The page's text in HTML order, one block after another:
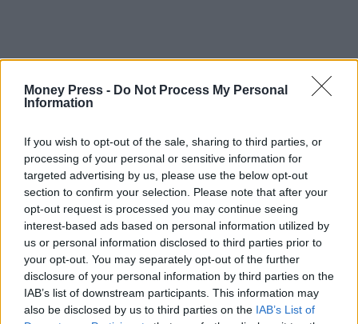
Money Press - Do Not Process My Personal
Information
If you wish to opt-out of the sale, sharing to third parties, or
processing of your personal or sensitive information for
targeted advertising by us, please use the below opt-out
section to confirm your selection. Please note that after your
opt-out request is processed you may continue seeing
interest-based ads based on personal information utilized by
us or personal information disclosed to third parties prior to
your opt-out. You may separately opt-out of the further
disclosure of your personal information by third parties on the
IAB’s list of downstream participants. This information may
also be disclosed by us to third parties on the IAB’s List of